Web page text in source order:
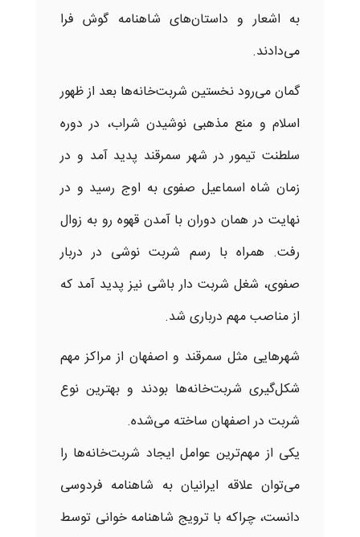
به اشعار و داستان‌های شاهنامه گوش فرا
می‌دادند.
گمان می‌رود نخستین شربت‌خانه‌ها بعد از ظهور
اسلام و منع مذهبی نوشیدن شراب، در دوره
سلطنت تیمور در شهر سمرقند پدید آمد و در
زمان شاه اسماعیل صفوی به اوج رسید و در
نهایت در همان دوران با آمدن قهوه رو به زوال
رفت. همراه با رسم شربت نوشی در دربار
صفوی، شغل شربت دار باشی نیز پدید آمد که
از مناصب مهم درباری شد.
شهرهایی مثل سمرقند و اصفهان از مراکز مهم
شکل‌گیری شربت‌خانه‌ها بودند و بهترین نوع
شربت در اصفهان ساخته می‌شده.
یکی از مهم‌ترین عوامل ایجاد شربت‌خانه‌ها را
می‌توان علاقه ایرانیان به شاهنامه فردوسی
دانست، چراکه با ترویج شاهنامه خوانی توسط